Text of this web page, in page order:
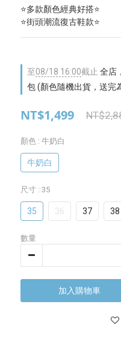
⭐多款顏色經典好搭⭐
⭐街頭潮流復古鞋款⭐
至08/18 16:00截止 全店
包 (顏色隨機出貨，送完
NT$1,499
顏色 : 牛奶白
牛奶白
尺寸 : 35
35 36 37 38
數量
加入購物車